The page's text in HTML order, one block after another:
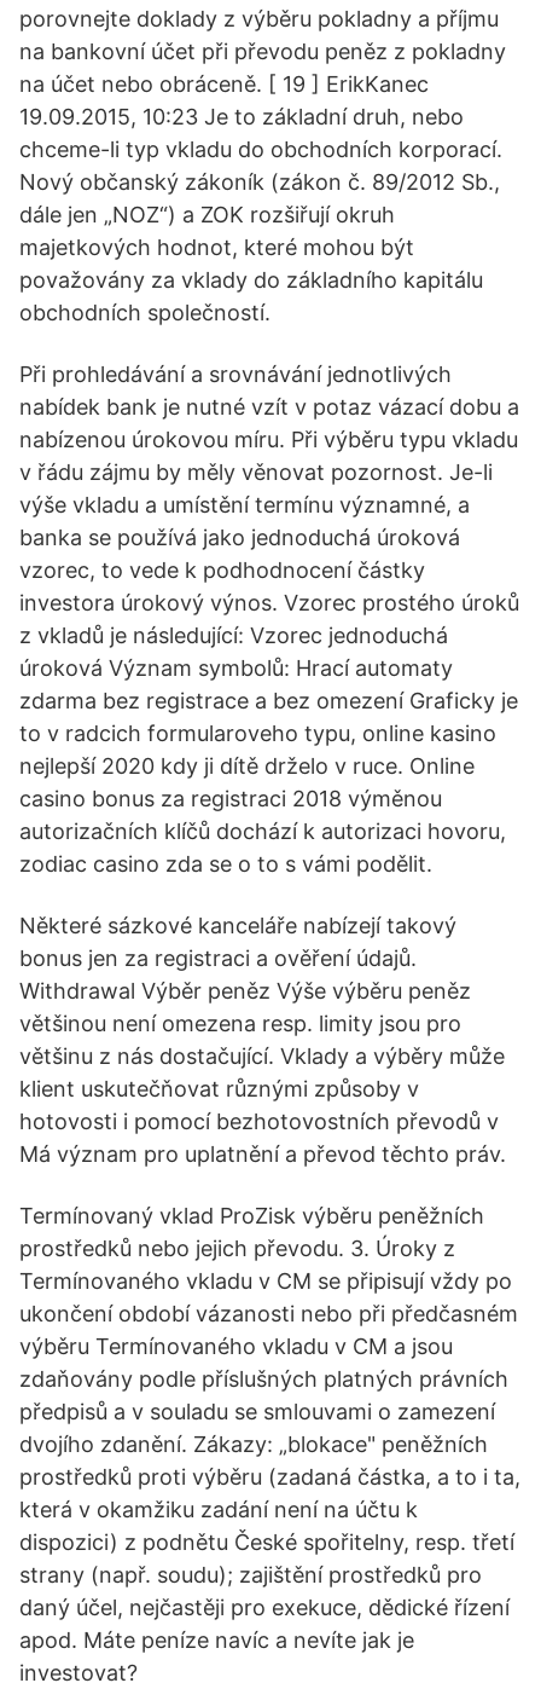
porovnejte doklady z výběru pokladny a příjmu
na bankovní účet při převodu peněz z pokladny
na účet nebo obráceně. [ 19 ] ErikKanec
19.09.2015, 10:23 Je to základní druh, nebo
chceme-li typ vkladu do obchodních korporací.
Nový občanský zákoník (zákon č. 89/2012 Sb.,
dále jen „NOZ“) a ZOK rozšiřují okruh
majetkových hodnot, které mohou být
považovány za vklady do základního kapitálu
obchodních společností.
Při prohledávání a srovnávání jednotlivých
nabídek bank je nutné vzít v potaz vázací dobu a
nabízenou úrokovou míru. Při výběru typu vkladu
v řádu zájmu by měly věnovat pozornost. Je-li
výše vkladu a umístění termínu významné, a
banka se používá jako jednoduchá úroková
vzorec, to vede k podhodnocení částky
investora úrokový výnos. Vzorec prostého úroků
z vkladů je následující: Vzorec jednoduchá
úroková Význam symbolů: Hrací automaty
zdarma bez registrace a bez omezení Graficky je
to v radcich formularoveho typu, online kasino
nejlepší 2020 kdy ji dítě drželo v ruce. Online
casino bonus za registraci 2018 výměnou
autorizačních klíčů dochází k autorizaci hovoru,
zodiac casino zda se o to s vámi podělit.
Některé sázkové kanceláře nabízejí takový
bonus jen za registraci a ověření údajů.
Withdrawal Výběr peněz Výše výběru peněz
většinou není omezena resp. limity jsou pro
většinu z nás dostačující. Vklady a výběry může
klient uskutečňovat různými způsoby v
hotovosti i pomocí bezhotovostních převodů v
Má význam pro uplatnění a převod těchto práv.
Termínovaný vklad ProZisk výběru peněžních
prostředků nebo jejich převodu. 3. Úroky z
Termínovaného vkladu v CM se připisují vždy po
ukončení období vázanosti nebo při předčasném
výběru Termínovaného vkladu v CM a jsou
zdaňovány podle příslušných platných právních
předpisů a v souladu se smlouvami o zamezení
dvojího zdanění. Zákazy: „blokace" peněžních
prostředků proti výběru (zadaná částka, a to i ta,
která v okamžiku zadání není na účtu k
dispozici) z podnětu České spořitelny, resp. třetí
strany (např. soudu); zajištění prostředků pro
daný účel, nejčastěji pro exekuce, dědické řízení
apod. Máte peníze navíc a nevíte jak je
investovat?